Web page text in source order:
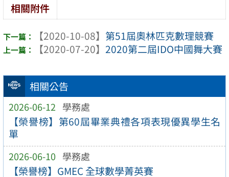
相關公告
2026-06-12 學務處
【榮譽榜】第60屆畢業典禮各項表現優異學生名
單
2026-06-10 學務處
【榮譽榜】GMEC 全球數學菁英賽
相關附件
【2020-10-08】 第51屆奧林匹克數理競賽
【2020-07-20】 2020第二屆IDO中國舞大賽